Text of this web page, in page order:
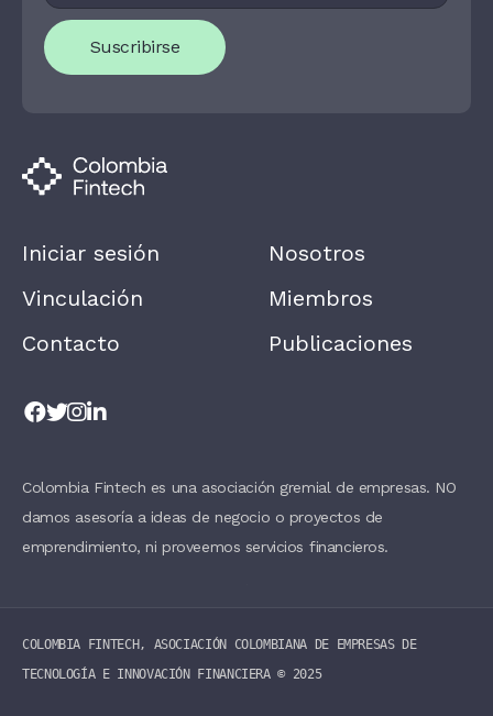
Suscribirse
O
U
A
R
N
,
V
H
S
L
A
K
Iniciar sesión
Vinculación
Contacto
Nosotros
Miembros
Publicaciones
Colombia Fintech es una asociación gremial de empresas. NO
damos asesoría a ideas de negocio o proyectos de
emprendimiento, ni proveemos servicios financieros.
COLOMBIA FINTECH, ASOCIACIÓN COLOMBIANA DE EMPRESAS DE
TECNOLOGÍA E INNOVACIÓN FINANCIERA ©️ 2025